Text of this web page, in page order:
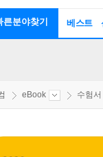
른분야찾기 베스트
eBook 수험서